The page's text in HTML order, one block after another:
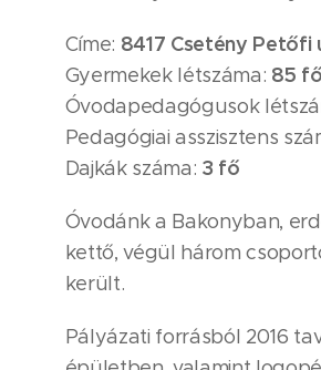
Címe: 8417 Csetény Petőfi
Gyermekek létszáma: 85 fő
Óvodapedagógusok
Pedagógiai asszisztens
Dajkák száma: 3 fő
Óvodánk a Bakonyban,
kettő, végül három
került.
Pályázati forrásból 2016